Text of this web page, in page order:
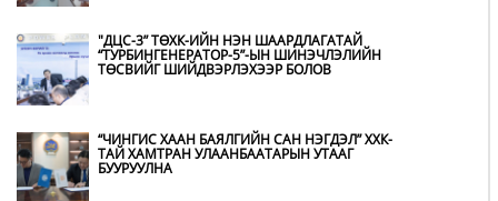
"ДЦС-3” ТӨХК-ИЙН НЭН ШААРДЛАГАТАЙ
“ТУРБИНГЕНЕРАТОР-5”-ЫН ШИНЭЧЛЭЛИЙН
ТӨСВИЙГ ШИЙДВЭРЛЭХЭЭР БОЛОВ
“ЧИНГИС ХААН БАЯЛГИЙН САН НЭГДЭЛ” ХХК-
ТАЙ ХАМТРАН УЛААНБААТАРЫН УТААГ
БУУРУУЛНА